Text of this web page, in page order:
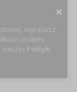
wyrażasz
cookies.
naszej Polityki